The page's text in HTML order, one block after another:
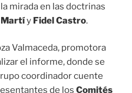
mirada en las doctrinas
Martíy Fidel Castro.
Valmaceda, promotora
el informe, donde se
coordinador cuente
de los Comités